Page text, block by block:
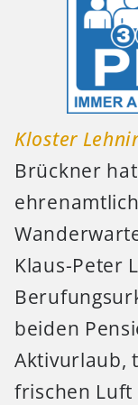
Kloster
Brückner
Klaus-Peter
beiden
Aktivurlaub,
frischen